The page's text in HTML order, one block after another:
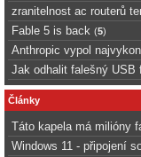
zranitelnost ac routerů
Fable 5 is back (5)
Anthropic vypol
Jak odhalit falešný USB
Články
Táto kapela má milióny
Windows 11 - připojení